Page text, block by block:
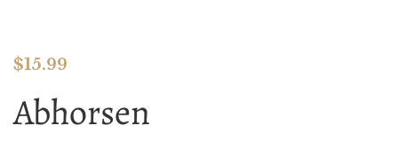
$15.99
Abhorsen